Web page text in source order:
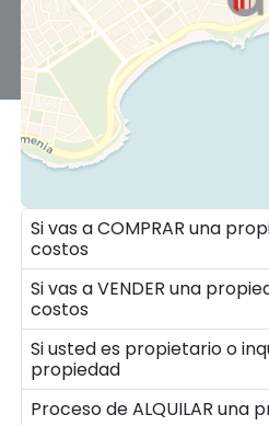
Si vas a COMPRAR una
costos
Si vas a VENDER una
costos
Si usted es propietario o
propiedad
Proceso de ALQUILAR una